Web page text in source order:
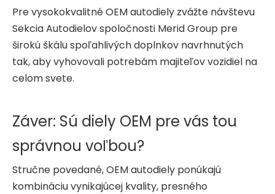
Pre vysokokvalitné OEM autodiely zvážte návštevu
Sekcia Autodielov spoločnosti Merid Group pre
širokú škálu spoľahlivých doplnkov navrhnutých
tak, aby vyhovovali potrebám majiteľov vozidiel na
celom svete.
Záver: Sú diely OEM pre vás tou
správnou voľbou?
Stručne povedané, OEM autodiely ponúkajú
kombináciu vynikajúcej kvality, presného